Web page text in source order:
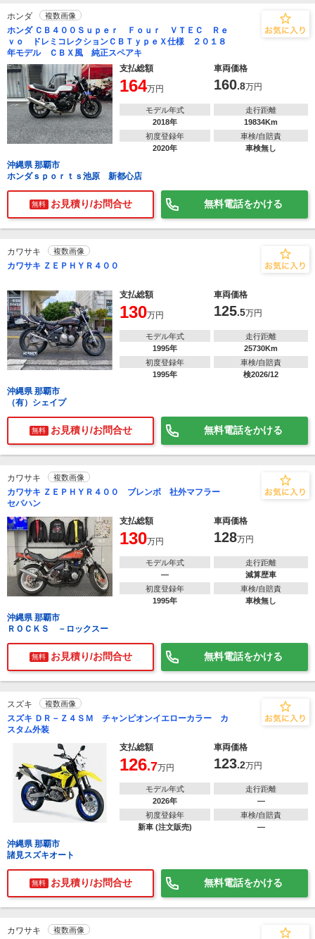
ホンダ 複数画像
ホンダ ＣＢ４００Ｓｕｐｅｒ Ｆｏｕｒ ＶＴＥＣ Ｒｅ
ｖｏ ドレミコレクションＣＢＴｙｐｅＸ仕様 ２０１８
年モデル ＣＢＸ風 純正スペアキ
支払総額
車両価格
164万円 160.8万円
モデル年式
2018年
走行距離
19834Km
初度登録年
2020年
車検/自賠責
車検無し
沖縄県 那覇市
ホンダｓｐｏｒｔｓ池原 新都心店
無料 お見積り/お問合せ 無料電話をかける
カワサキ 複数画像
カワサキ ＺＥＰＨＹＲ４００
支払総額 車両価格
130万円 125.5万円
モデル年式
1995年
走行距離
25730Km
初度登録年
1995年
車検/自賠責
検2026/12
沖縄県 那覇市
（有）シェイプ
無料 お見積り/お問合せ 無料電話をかける
カワサキ 複数画像
カワサキ ＺＥＰＨＹＲ４００ ブレンボ 社外マフラー
セパハン
支払総額
車両価格
130万円 128万円
モデル年式
―
走行距離
減算歴車
初度登録年
1995年
車検/自賠責
車検無し
沖縄県 那覇市
ＲＯＣＫＳ －ロックスー
無料 お見積り/お問合せ 無料電話をかける
スズキ 複数画像
スズキ ＤＲ－Ｚ４ＳＭ チャンピオンイエローカラー カ
スタム外装
支払総額
車両価格
126.7万円 123.2万円
モデル年式
2026年
走行距離
―
初度登録年
新車 (注文販売)
車検/自賠責
―
沖縄県 那覇市
諸見スズキオート
無料 お見積り/お問合せ 無料電話をかける
カワサキ 複数画像